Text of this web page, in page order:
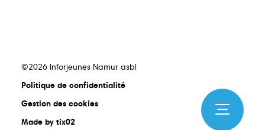
©2026 Inforjeunes Namur asbl
Politique de confidentialité
Gestion des cookies
Made by tix02